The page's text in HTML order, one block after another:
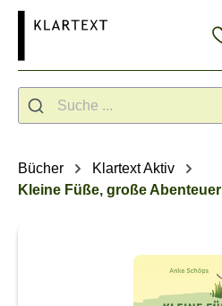
springen
Bücher
Klartext Aktiv
Kleine Füße, große Abenteuer